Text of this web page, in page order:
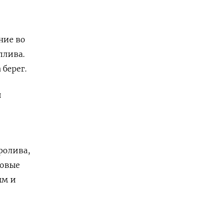
во
и